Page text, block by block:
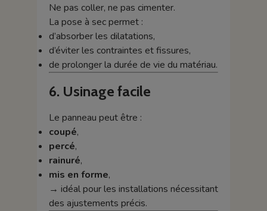
Ne pas coller, ne pas cimenter.
La pose à sec permet :
d’absorber les dilatations,
d’éviter les contraintes et fissures,
de prolonger la durée de vie du matériau.
6. Usinage facile
Le panneau peut être :
coupé,
percé,
rainuré,
mis en forme,
→ idéal pour les installations nécessitant
des ajustements précis.